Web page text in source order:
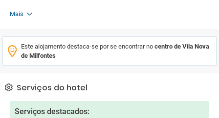
Mais
Este alojamento destaca-se por se encontrar no centro de Vila Nova
de Milfontes
Serviços do hotel
Serviços destacados: